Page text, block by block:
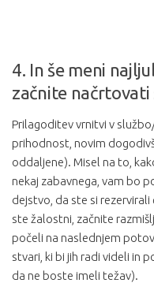
4. In še meni
začnite načrtovati
Prilagoditev vrnitvi v
prihodnost, novim
oddaljene). Misel na to,
nekaj zabavnega, vam bo
dejstvo, da ste si rezervirali
ste žalostni, začnite
počeli na naslednjem
stvari, ki bi jih radi videli in
da ne boste imeli težav).